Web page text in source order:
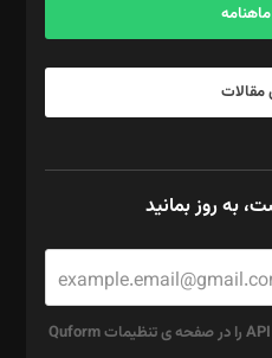
ماهنامه
مقالات
به روز بمانید
برای استفاده از ریکپچا بایستی کلید API را در صفحه ی تنظیمات Quform